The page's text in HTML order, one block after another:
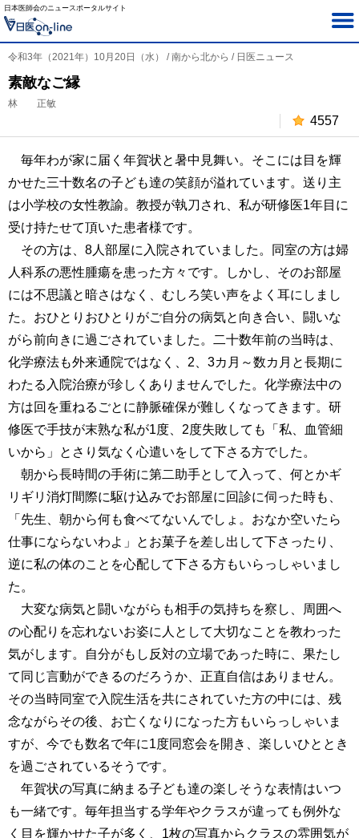
日本医師会のニュースポータルサイト
令和3年（2021年）10月20日（水） / 南から北から / 日医ニュース
素敵なご縁
林 正敏
4557
毎年わが家に届く年賀状と暑中見舞い。そこには目を輝
かせた三十数名の子ども達の笑顔が溢れています。送り主
は小学校の女性教諭。教授が執刀され、私が研修医1年目に
受け持たせて頂いた患者様です。
その方は、8人部屋に入院されていました。同室の方は婦
人科系の悪性腫瘍を患った方々です。しかし、そのお部屋
には不思議と暗さはなく、むしろ笑い声をよく耳にしまし
た。おひとりおひとりがご自分の病気と向き合い、闘いな
がら前向きに過ごされていました。二十数年前の当時は、
化学療法も外来通院ではなく、2、3カ月～数カ月と長期に
わたる入院治療が珍しくありませんでした。化学療法中の
方は回を重ねるごとに静脈確保が難しくなってきます。研
修医で手技が末熟な私が1度、2度失敗しても「私、血管細
いから」とさり気なく心遣いをして下さる方でした。
朝から長時間の手術に第二助手として入って、何とかギ
リギリ消灯間際に駆け込みでお部屋に回診に伺った時も、
「先生、朝から何も食べてないんでしょ。おなか空いたら
仕事にならないわよ」とお菓子を差し出して下さったり、
逆に私の体のことを心配して下さる方もいらっしゃいまし
た。
大変な病気と闘いながらも相手の気持ちを察し、周囲へ
の心配りを忘れないお姿に人として大切なことを教わった
気がします。自分がもし反対の立場であった時に、果たし
て同じ言動ができるのだろうか、正直自信はありません。
その当時同室で入院生活を共にされていた方の中には、残
念ながらその後、お亡くなりになった方もいらっしゃいま
すが、今でも数名で年に1度同窓会を開き、楽しいひととき
を過ごされているそうです。
年賀状の写真に納まる子ども達の楽しそうな表情はいつ
も一緒です。毎年担当する学年やクラスが違っても例外な
く目を輝かせた子が多く、1枚の写真からクラスの雰囲気が